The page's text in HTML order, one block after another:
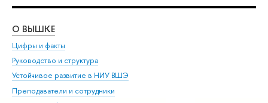
О ВЫШКЕ
Цифры и факты
Руководство и структура
Устойчивое развитие в НИУ ВШЭ
Преподаватели и сотрудники